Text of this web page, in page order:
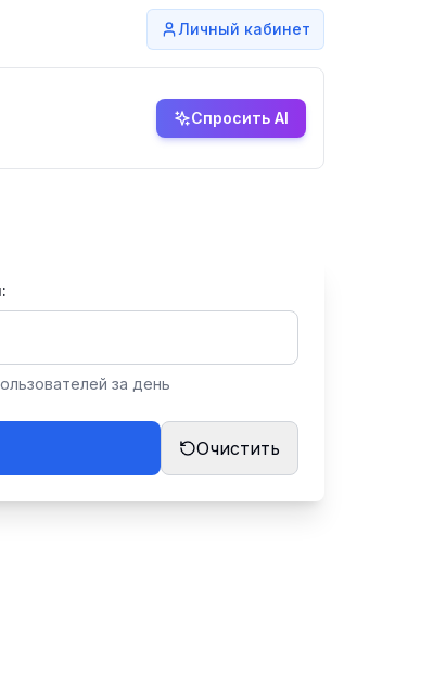
Личный кабинет
Спросить AI
за день
Очистить